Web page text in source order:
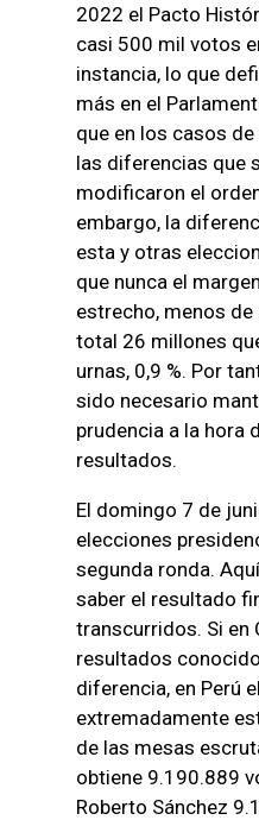
2022 el Pacto
casi 500 mil votos
instancia, lo que
más en el
que en los casos
las diferencias que
modificaron el
embargo, la
esta y otras
que nunca el
estrecho, menos
total 26 millones
urnas, 0,9 %. Por
sido necesario
prudencia a la hora
resultados.
El domingo 7 de
elecciones
segunda ronda.
saber el resultado
transcurridos. Si en
resultados
diferencia, en Perú
extremadamente
de las mesas
obtiene 9.190.889
Roberto Sánchez